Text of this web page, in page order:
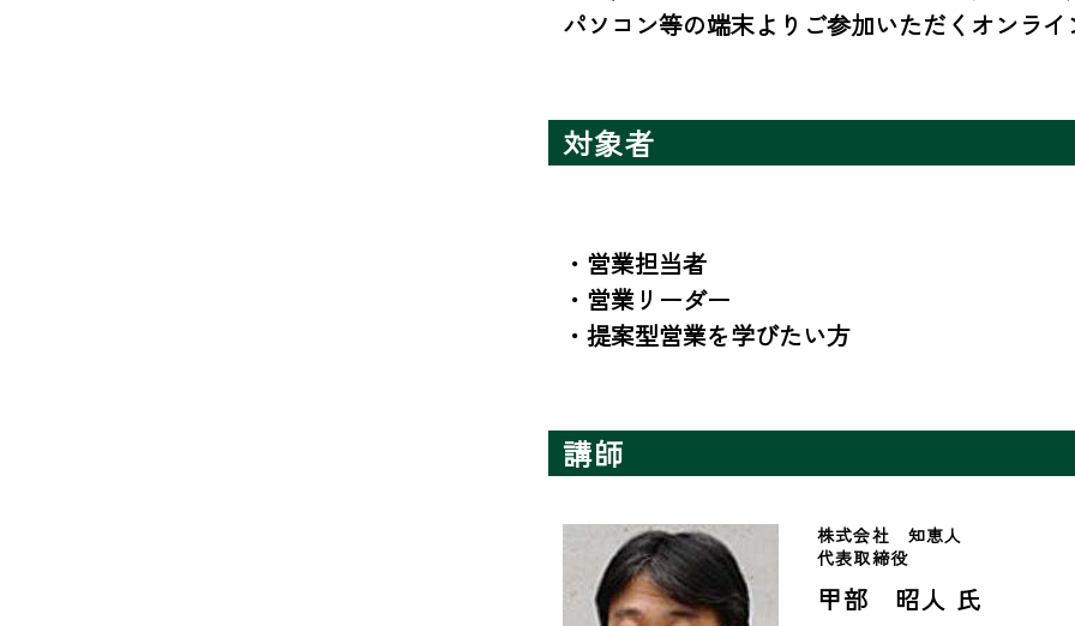
パソコン等の端末よりご参加いただくオンライ
対象者
・営業担当者
・営業リーダー
・提案型営業を学びたい方
講師
株式会社　知恵人
代表取締役
甲部 昭人 氏